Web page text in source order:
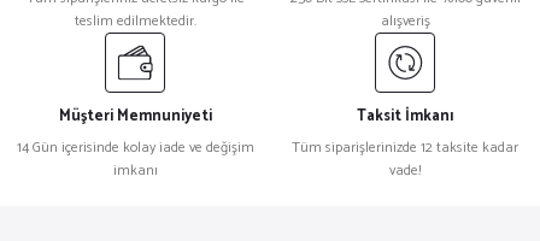
teslim edilmektedir.
alışveriş
Müşteri Memnuniyeti
14 Gün içerisinde kolay iade ve değişim
imkanı
Taksit İmkanı
Tüm siparişlerinizde 12 taksite kadar
vade!